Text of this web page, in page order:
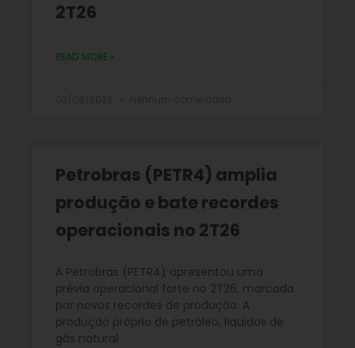
2T26
READ MORE »
Petrobras (PETR4) amplia
produção e bate recordes
operacionais no 2T26
A Petrobras (PETR4) apresentou uma
prévia operacional forte no 2T26, marcada
por novos recordes de produção. A
produção própria de petróleo, líquidos de
gás natural